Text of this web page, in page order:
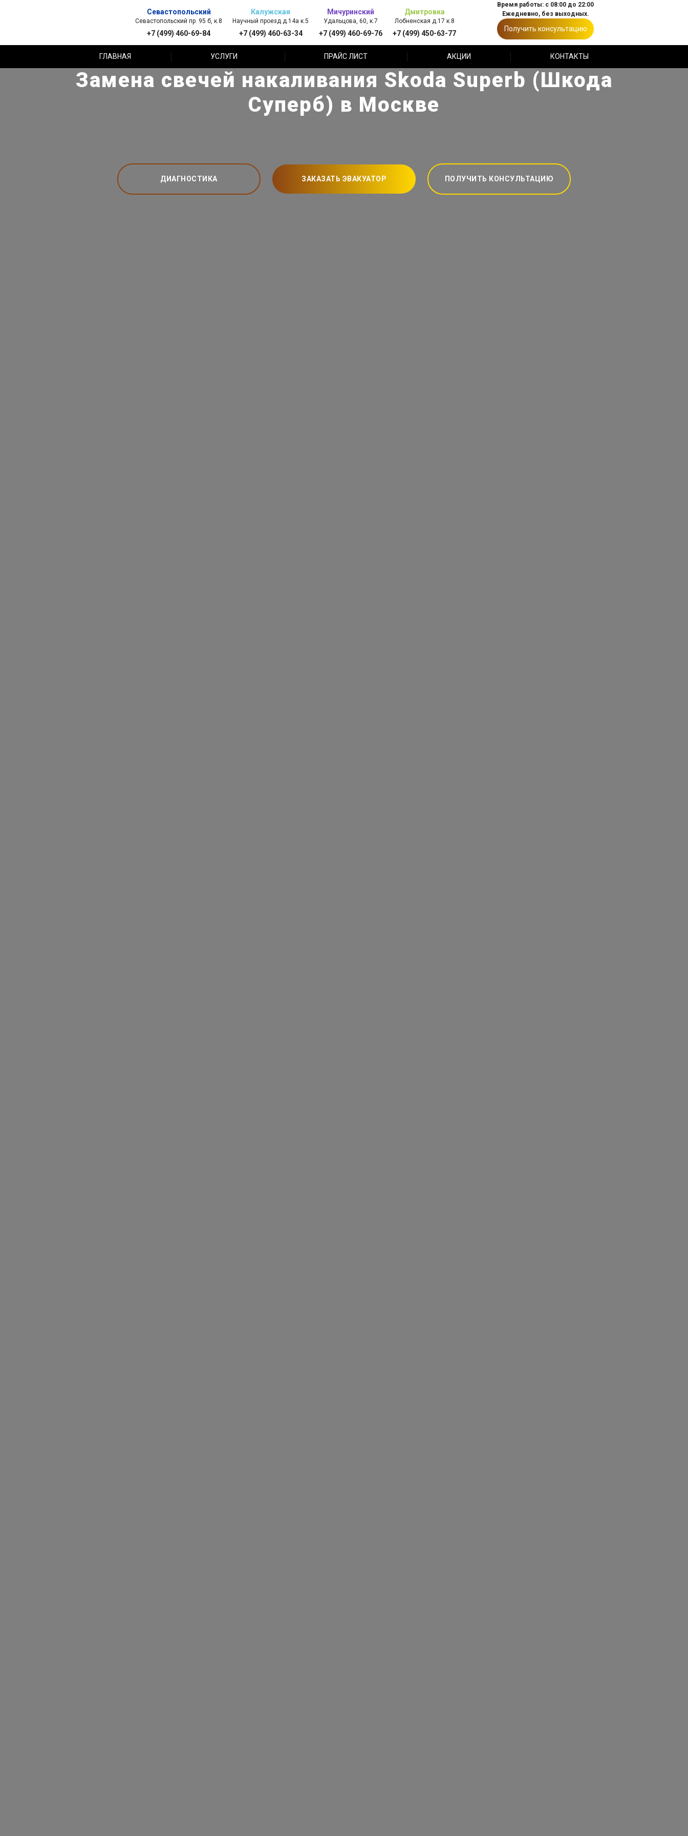
Севастопольский
Севастопольский пр. 95 б, к.8
+7 (499) 460-69-84
Калужская
Научный проезд д.14а к.5
+7 (499) 460-63-34
Мичуринский
Удальцова, 60, к.7
+7 (499) 460-69-76
Дмитровка
Лобненская д.17 к.8
+7 (499) 450-63-77
Время работы: с 08:00 до 22:00
Ежедневно, без выходных.
Получить консультацию
ГЛАВНАЯ УСЛУГИ ПРАЙС ЛИСТ АКЦИИ КОНТАКТЫ
Замена свечей накаливания Skoda Superb (Шкода
Суперб) в Москве
ДИАГНОСТИКА ЗАКАЗАТЬ ЭВАКУАТОР ПОЛУЧИТЬ КОНСУЛЬТАЦИЮ